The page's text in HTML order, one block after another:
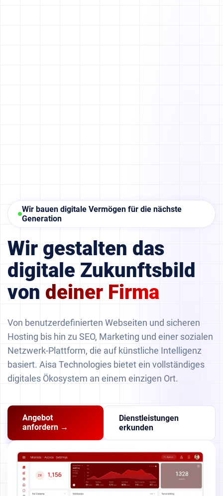
Wir bauen digitale Vermögen für die nächste
Generation
Wir gestalten das
digitale Zukunftsbild
von deiner Firma
Von benutzerdefinierten Webseiten und sicheren
Hosting bis hin zu SEO, Marketing und einer sozialen
Netzwerk-Plattform, die auf künstliche Intelligenz
basiert. Aisa Technologies bietet ein vollständiges
digitales Ökosystem an einem einzigen Ort.
Angebot
anfordern →
Dienstleistungen
erkunden